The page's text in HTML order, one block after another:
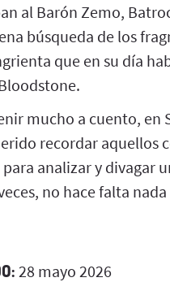
al Barón Zemo,
búsqueda de los
que en su día
mucho a cuento, en
recordar aquellos
analizar y divagar
no hace falta
28 mayo 2026